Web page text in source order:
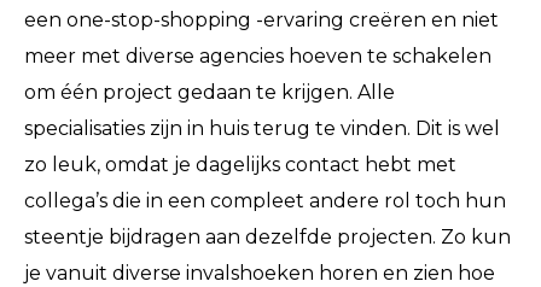
een one-stop-shopping -ervaring creëren en niet
meer met diverse agencies hoeven te schakelen
om één project gedaan te krijgen. Alle
specialisaties zijn in huis terug te vinden. Dit is wel
zo leuk, omdat je dagelijks contact hebt met
collega’s die in een compleet andere rol toch hun
steentje bijdragen aan dezelfde projecten. Zo kun
je vanuit diverse invalshoeken horen en zien hoe